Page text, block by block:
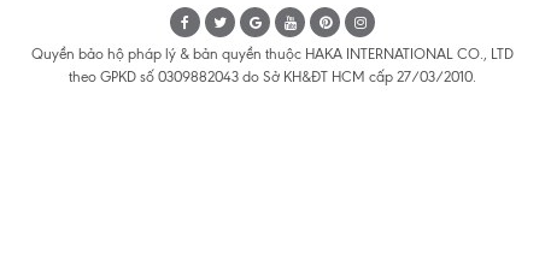
Quyền bảo hộ pháp lý & bản quyền thuộc HAKA INTERNATIONAL CO., LTD
theo GPKD số 0309882043 do Sở KH&ĐT HCM cấp 27/03/2010.